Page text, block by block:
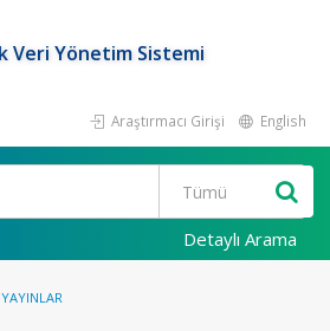
Veri Yönetim Sistemi
Araştırmacı Girişi English
Detaylı Arama